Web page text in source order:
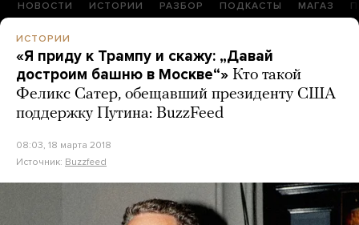
НОВОСТИ ИСТОРИИ РАЗБОР ПОДКАСТЫ МАГАЗ
ИСТОРИИ
«Я приду к Трампу и скажу: „Давай
достроим башню в Москве“» Кто такой
Феликс Сатер, обещавший президенту США
поддержку Путина: BuzzFeed
08:03, 18 марта 2018
Источник: Buzzfeed